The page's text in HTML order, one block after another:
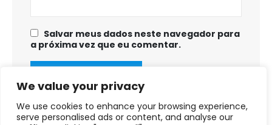
We value your privacy
We use cookies to enhance your browsing experience,
serve personalised ads or content, and analyse our
Salvar meus dados neste navegador para
a próxima vez que eu comentar.